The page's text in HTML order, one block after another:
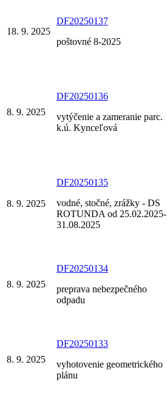
18. 9. 2025
DF20250137
poštovné 8-2025
8. 9. 2025
DF20250136
vytýčenie a zameranie parc.
k.ú. Kynceľová
8. 9. 2025
DF20250135
vodné, stočné, zrážky - DS
ROTUNDA od 25.02.2025-
31.08.2025
8. 9. 2025
DF20250134
preprava nebezpečného
odpadu
8. 9. 2025
DF20250133
vyhotovenie geometrického
plánu